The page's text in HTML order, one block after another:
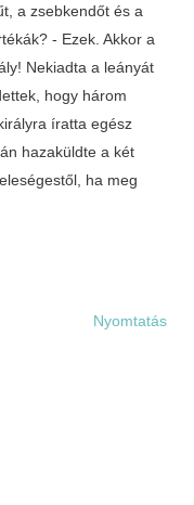
a zsebkendőt és a
- Ezek. Akkor a
Nekiadta a leányát
hogy három
íratta egész
hazaküldte a két
ha meg
Nyomtatás